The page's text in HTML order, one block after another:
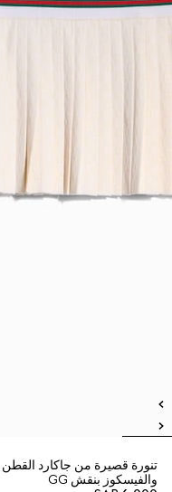
تنورة قصيرة من جاكارد القطن
والفيسكوز بنقش GG